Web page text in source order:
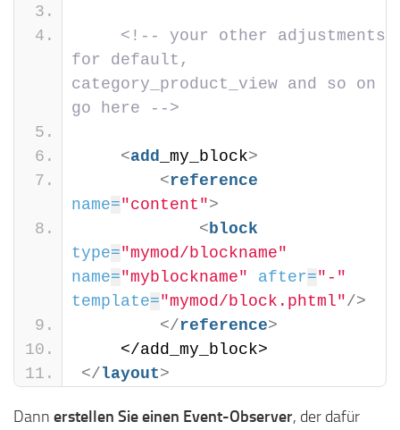
<!-- your other adjustments
for default,
category_product_view and so on
go here -->
<add _my_block>
<reference
name="content">
<block
type="mymod/blockname"
name="myblockname" after="-"
template="mymod/block.phtml"/>
</reference>
    </add_my_block>
</ layout>
Dann erstellen Sie einen Event-Observer, der dafür